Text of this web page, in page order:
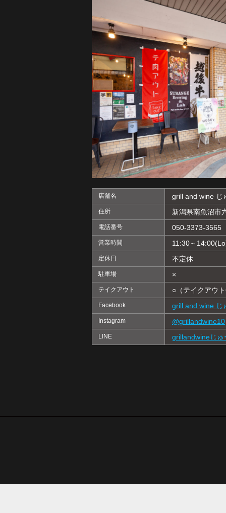
店舗名 grill and wine じ
住所 新潟県南魚沼市
電話番号 050-3373-3565
営業時間 11:30～
定休日 不定休
駐車場 ×
テイクアウト ○（テイクアウ
Facebook grill and wine じ
Instagram @grillandwine10
LINE grillandwineじゅ